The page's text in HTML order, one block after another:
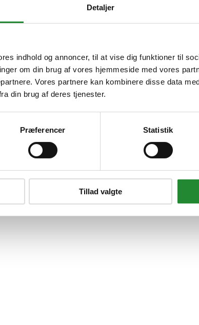
Detaljer
indhold og annoncer, til at vise dig funktioner til
om din brug af vores hjemmeside med vores
Vores partnere kan kombinere disse data
din brug af deres tjenester.
Præferencer Statistik
Tillad valgte